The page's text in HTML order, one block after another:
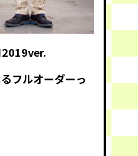
2019ver.
フルオーダーっ